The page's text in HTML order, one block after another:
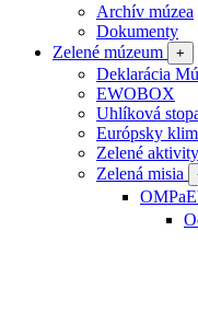
Archív múzea
Dokumenty
Zelené múzeum
+
Deklarácia
EWOBOX
Uhlíková
Európsky
Zelené aktivity
Zelená misia